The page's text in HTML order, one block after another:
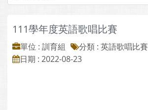
111學年度英語歌唱比賽
單位 : 訓育組 分類 : 英語歌唱比賽
日期 : 2022-08-23